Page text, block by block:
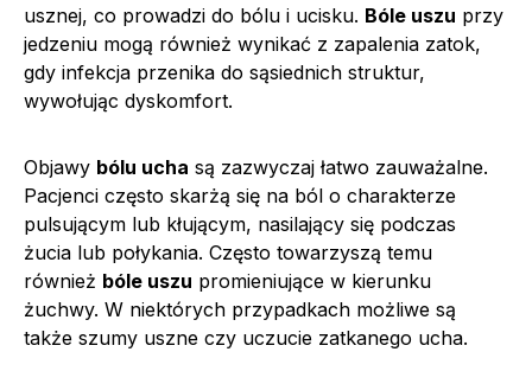
usznej, co prowadzi do bólu i ucisku. Bóle uszu przy
jedzeniu mogą również wynikać z zapalenia zatok,
gdy infekcja przenika do sąsiednich struktur,
wywołując dyskomfort.
Objawy bólu ucha są zazwyczaj łatwo zauważalne.
Pacjenci często skarżą się na ból o charakterze
pulsującym lub kłującym, nasilający się podczas
żucia lub połykania. Często towarzyszą temu
również bóle uszu promieniujące w kierunku
żuchwy. W niektórych przypadkach możliwe są
także szumy uszne czy uczucie zatkanego ucha.